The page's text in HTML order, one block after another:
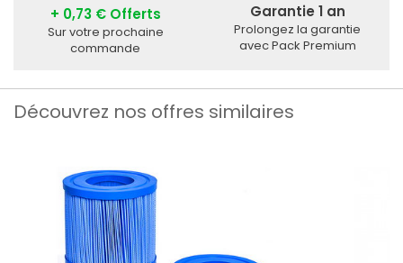
+ 0,73 € Offerts
Sur votre prochaine
commande
Garantie 1 an
Prolongez la garantie
avec Pack Premium
Découvrez nos offres similaires